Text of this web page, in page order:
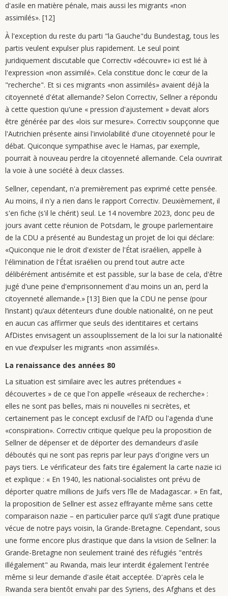
d'asile en matière pénale, mais aussi les migrants «non
assimilés». [12]
À l'exception du reste du parti "la Gauche"du Bundestag, tous les
partis veulent expulser plus rapidement. Le seul point
juridiquement discutable que Correctiv «découvre» ici est lié à
l'expression «non assimilé». Cela constitue donc le cœur de la
"recherche". Et si ces migrants «non assimilés» avaient déjà la
citoyenneté d'état allemande? Selon Correctiv, Sellner a répondu
à cette question qu'une « pression d'ajustement » devait alors
être générée par des «lois sur mesure». Correctiv soupçonne que
l'Autrichien présente ainsi l'inviolabilité d'une citoyenneté pour le
débat. Quiconque sympathise avec le Hamas, par exemple,
pourrait à nouveau perdre la citoyenneté allemande. Cela ouvrirait
la voie à une société à deux classes.
Sellner, cependant, n'a premièrement pas exprimé cette pensée.
Au moins, il n'y a rien dans le rapport Correctiv. Deuxièmement, il
s'en fiche (s'il le chérit) seul. Le 14 novembre 2023, donc peu de
jours avant cette réunion de Potsdam, le groupe parlementaire
de la CDU a présenté au Bundestag un projet de loi qui déclare:
«Quiconque nie le droit d'exister de l'État israélien, appelle à
l'élimination de l'État israélien ou prend tout autre acte
délibérément antisémite et est passible, sur la base de cela, d'être
jugé d'une peine d'emprisonnement d'au moins un an, perd la
citoyenneté allemande.» [13] Bien que la CDU ne pense (pour
l’instant) qu’aux détenteurs d’une double nationalité, on ne peut
en aucun cas affirmer que seuls des identitaires et certains
AfDistes envisagent un assouplissement de la loi sur la nationalité
en vue d’expulser les migrants «non assimilés».
La renaissance des années 80
La situation est similaire avec les autres prétendues «
découvertes » de ce que l'on appelle «réseaux de recherche» :
elles ne sont pas belles, mais ni nouvelles ni secrètes, et
certainement pas le concept exclusif de l'AfD ou l'agenda d'une
«conspiration». Correctiv critique quelque peu la proposition de
Sellner de dépenser et de déporter des demandeurs d'asile
déboutés qui ne sont pas repris par leur pays d'origine vers un
pays tiers. Le vérificateur des faits tire également la carte nazie ici
et explique : « En 1940, les national-socialistes ont prévu de
déporter quatre millions de Juifs vers l’île de Madagascar. » En fait,
la proposition de Sellner est assez effrayante même sans cette
comparaison nazie – en particulier parce qu’il s’agit d’une pratique
vécue de notre pays voisin, la Grande-Bretagne. Cependant, sous
une forme encore plus drastique que dans la vision de Sellner: la
Grande-Bretagne non seulement trainé des réfugiés "entrés
illégalement" au Rwanda, mais leur interdit également l'entrée
même si leur demande d'asile était acceptée. D'après cela le
Rwanda sera bientôt envahi par des Syriens, des Afghans et des